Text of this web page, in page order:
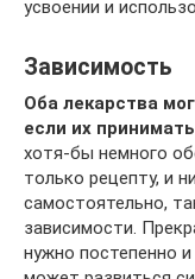
усвоении и
Зависимость
Оба лекарства
если их
хотя-бы немного
только рецепту, и
самостоятельно,
зависимости.
нужно постепенно